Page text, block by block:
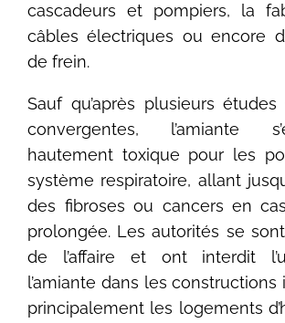
cascadeurs et pompiers, la
câbles électriques ou encore
de frein.
Sauf qu’après plusieurs études
convergentes, l’amiante
hautement toxique pour les
système respiratoire, allant
des fibroses ou cancers en cas
prolongée. Les autorités se
de l’affaire et ont interdit
l’amiante dans les constructions
principalement les logements